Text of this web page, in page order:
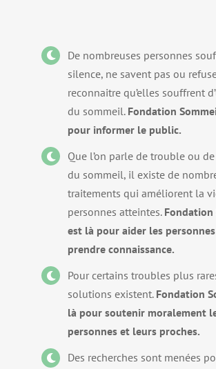
De nombreuses personnes
silence, ne savent pas ou
reconnaitre qu’elles souffrent
du sommeil. Fondation
pour informer le public.
Que l’on parle de trouble ou
du sommeil, il existe de
traitements qui améliorent la
personnes atteintes. Fondation
est là pour aider les
prendre connaissance.
Pour certains troubles plus
solutions existent. Fondation
là pour soutenir moralement
personnes et leurs proches.
Des recherches sont menées